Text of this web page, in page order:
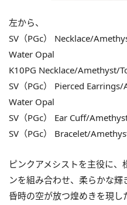
左から、
SV（PGc） Necklace/
Water Opal
K10PG Necklace/Amethyst/
SV（PGc） Pierced
Water Opal
SV（PGc） Ear Cuff/
SV（PGc） Bracelet/
ピンクアメシストを主役に
ンを組み合わせ、柔らかな
昏時の空が放つ煌めきを現